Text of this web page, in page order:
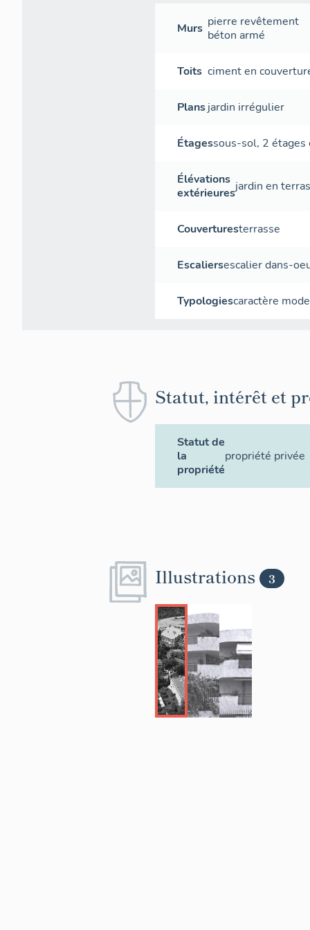
Murs pierre revêtement
béton armé
Toits ciment en
Plansjardin irrégulier
Étagessous-sol, 2 étages
Élévations
extérieuresjardin en
Couverturesterrasse
Escaliersescalier dans-
Typologiescaractère
Statut, intérêt et
Statut de
la
propriété
propriété privée
Illustrations 3